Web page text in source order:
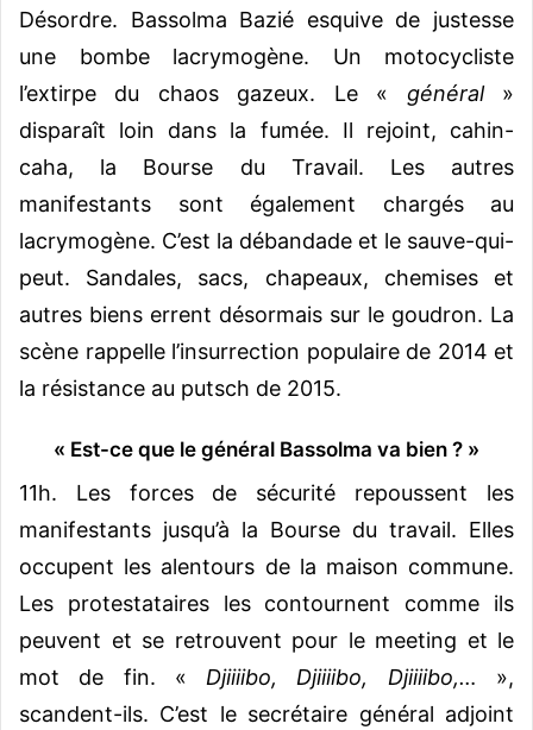
Désordre. Bassolma Bazié esquive de justesse
une bombe lacrymogène. Un motocycliste
l’extirpe du chaos gazeux. Le « général »
disparaît loin dans la fumée. Il rejoint, cahin-
caha, la Bourse du Travail. Les autres
manifestants sont également chargés au
lacrymogène. C’est la débandade et le sauve-qui-
peut. Sandales, sacs, chapeaux, chemises et
autres biens errent désormais sur le goudron. La
scène rappelle l’insurrection populaire de 2014 et
la résistance au putsch de 2015.
« Est-ce que le général Bassolma va bien ? »
11h. Les forces de sécurité repoussent les
manifestants jusqu’à la Bourse du travail. Elles
occupent les alentours de la maison commune.
Les protestataires les contournent comme ils
peuvent et se retrouvent pour le meeting et le
mot de fin. « Djiiiibo, Djiiiibo, Djiiiibo,… »,
scandent-ils. C’est le secrétaire général adjoint